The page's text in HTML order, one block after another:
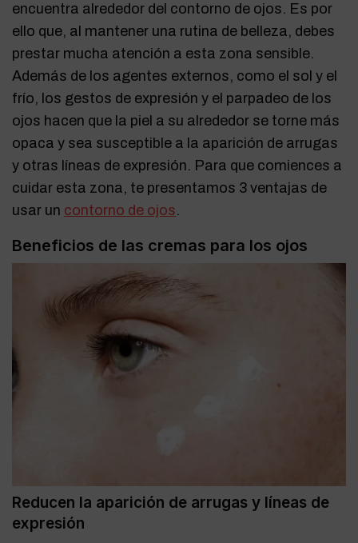
encuentra alrededor del contorno de ojos. Es por
ello que, al mantener una rutina de belleza, debes
prestar mucha atención a esta zona sensible.
Además de los agentes externos, como el sol y el
frío, los gestos de expresión y el parpadeo de los
ojos hacen que la piel a su alrededor se torne más
opaca y sea susceptible a la aparición de arrugas
y otras líneas de expresión. Para que comiences a
cuidar esta zona, te presentamos 3 ventajas de
usar un contorno de ojos.
Beneficios de las cremas para los ojos
Reducen la aparición de arrugas y líneas de
expresión